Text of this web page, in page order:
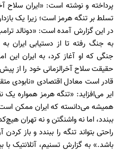
پرداخته و نوشته است: «ایران سلاح
تسلط بر تنگه هرمز است؛ زیرا یک
در این گزارش آمده است: «دونالد
به جنگ رفته تا از دستیابی ایران
جنگی که او آغاز کرد، به ایران این
حقیقت سلاح آخرالزمانی خود را از
قادر است معادل اقتصادی «نابودی
ایر می‌افزاید: «تنگه هرمز همواره
همیشه می‌دانسته که ایران ممکن
ببندد، اما نه واشنگتن و نه تهران
راحتی بتواند تنگه را ببندد و باز
باشد.» به گزارش تسنیم، آتلانتیک